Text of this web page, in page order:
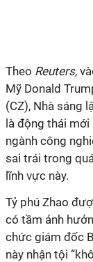
Theo Reuters,
Mỹ Donald
(CZ), Nhà sáng
là động thái
ngành công
sai trái trong
lĩnh vực này.
Tỷ phú Zhao
có tầm ảnh
chức giám đốc
này nhận tội